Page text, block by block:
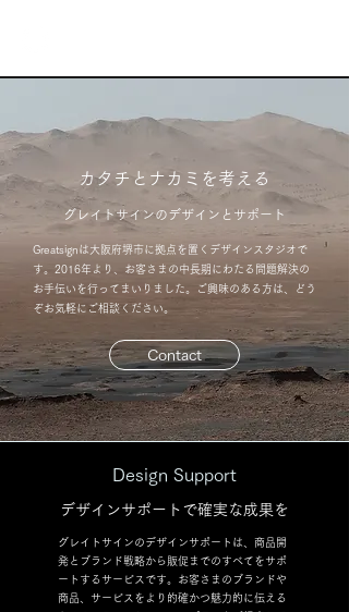
カタチとナカミを考える
グレイトサインのデザインとサポート
Greatsignは大阪府堺市に拠点を置くデザインスタジオで
す。2016年より、お客さまの中長期にわたる問題解決の
お手伝いを行ってまいりました。ご興味のある方は、どう
ぞお気軽にご相談ください。
Contact
Design Support
デザインサポートで確実な成果を
グレイトサインのデザインサポートは、商品開
発とブランド戦略から販促までのすべてをサポ
ートするサービスです。お客さまのブランドや
商品、サービスをより的確かつ魅力的に伝える